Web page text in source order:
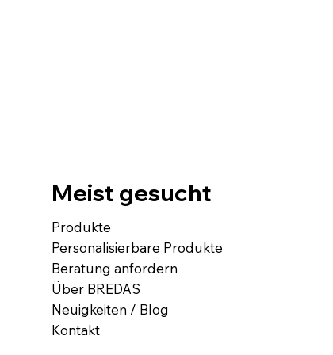
Meist gesucht
Produkte
Personalisierbare Produkte
Beratung anfordern
Über BREDAS
Neuigkeiten / Blog
Kontakt